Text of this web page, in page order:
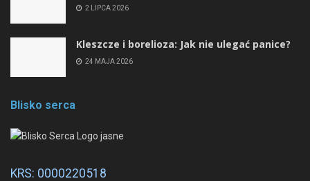
2 LIPCA 2026
Kleszcze i borelioza: Jak nie ulegać panice?
24 MAJA 2026
Blisko serca
KRS: 0000220518